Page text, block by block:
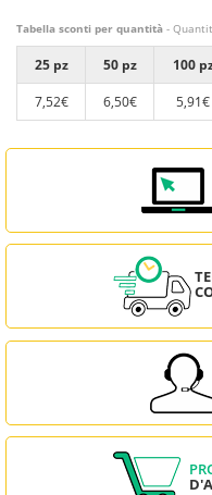
Tabella sconti per quantità -
25 pz 50 pz 100
7,52€
6,50€ 5,91€